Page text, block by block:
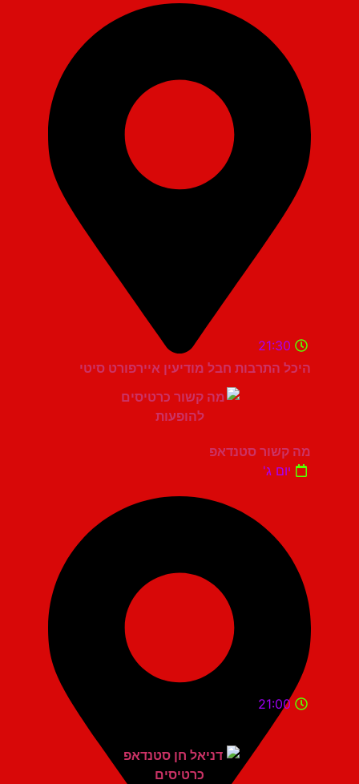
היכל התרבות חבל מודיעין איירפורט סיטי
21:30
מה קשור סטנדאפ
יום ג'
21:00